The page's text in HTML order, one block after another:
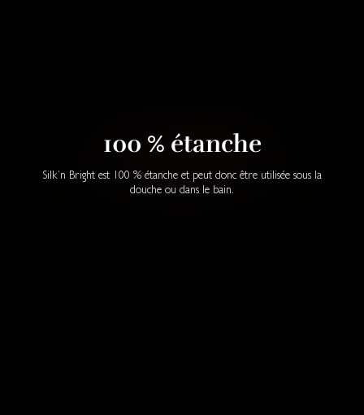
100 % étanche
Silk’n Bright est 100 % étanche et peut donc être utilisée sous la
douche ou dans le bain.